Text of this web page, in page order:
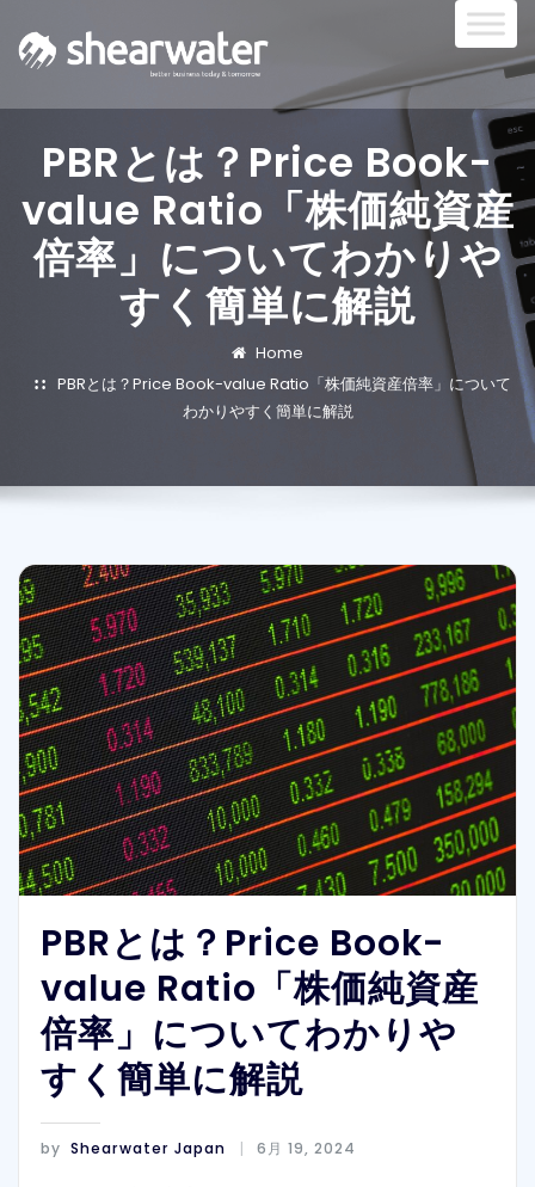
PBRとは？Price Book-
value Ratio「株価純資産
倍率」についてわかりや
すく簡単に解説
Home
PBRとは？Price Book-value Ratio「株価純資産倍率」について
わかりやすく簡単に解説
PBRとは？Price Book-
value Ratio「株価純資産
倍率」についてわかりや
すく簡単に解説
by Shearwater Japan 6月 19, 2024